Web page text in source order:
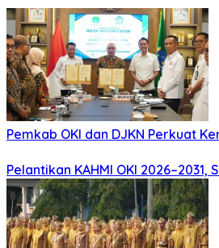
Pemkab OKI dan DJKN Perkuat
Pelantikan KAHMI OKI